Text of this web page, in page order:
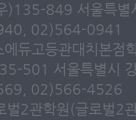
849 서울특별
02)564-0941
에듀고등관대치본
501 서울특별시
02)566-4526
벌2관학원(글로벌